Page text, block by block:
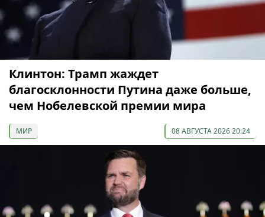
Клинтон: Трамп жаждет
благосклонности Путина даже больше,
чем Нобелевской премии мира
МИР 08 АВГУСТА 2026 20:24